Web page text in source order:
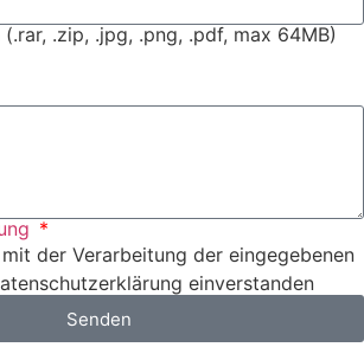
.zip, .jpg, .png, .pdf, max 64MB)
der Verarbeitung der eingegebenen
einverstanden
Senden